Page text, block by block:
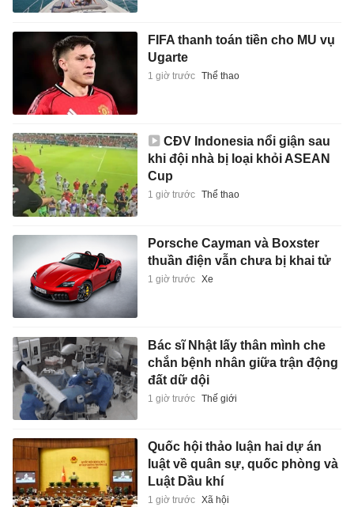
FIFA thanh toán tiền cho MU vụ
Ugarte
1 giờ trước Thể thao
CĐV Indonesia nổi giận sau
khi đội nhà bị loại khỏi ASEAN
Cup
1 giờ trước Thể thao
Porsche Cayman và Boxster
thuần điện vẫn chưa bị khai tử
1 giờ trước Xe
Bác sĩ Nhật lấy thân mình che
chắn bệnh nhân giữa trận động
đất dữ dội
1 giờ trước Thế giới
Quốc hội thảo luận hai dự án
luật về quân sự, quốc phòng và
Luật Dầu khí
1 giờ trước Xã hội